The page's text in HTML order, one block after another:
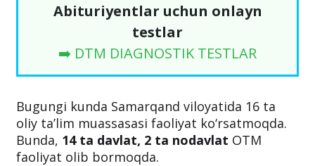
Abituriyentlar uchun onlayn
testlar
➡️ DTM DIAGNOSTIK TESTLAR
Bugungi kunda Samarqand viloyatida 16 ta
oliy ta’lim muassasasi faoliyat ko‘rsatmoqda.
Bunda, 14 ta davlat, 2 ta nodavlat OTM
faoliyat olib bormoqda.